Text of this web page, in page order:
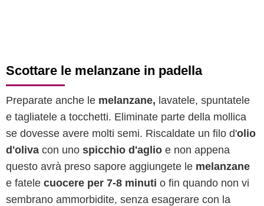
Scottare le melanzane in padella
Preparate anche le melanzane, lavatele, spuntatele
e tagliatele a tocchetti. Eliminate parte della mollica
se dovesse avere molti semi. Riscaldate un filo d'olio
d'oliva con uno spicchio d'aglio e non appena
questo avrà preso sapore aggiungete le melanzane
e fatele cuocere per 7-8 minuti o fin quando non vi
sembrano ammorbidite, senza esagerare con la